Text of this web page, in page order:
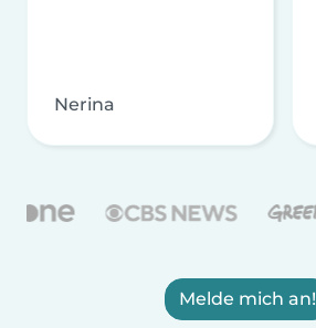
Nerina
Melde mich an!